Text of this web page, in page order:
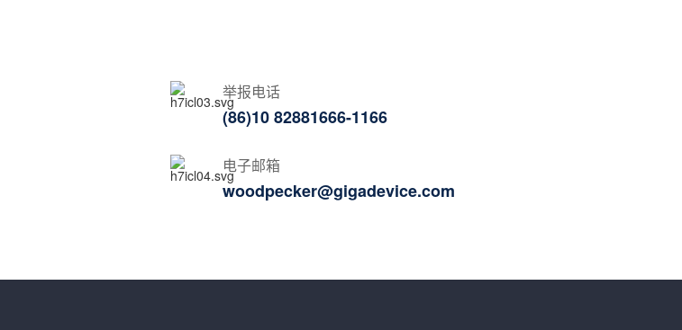
举报电话
(86)10 82881666-1166
电子邮箱
woodpecker@gigadevice.com